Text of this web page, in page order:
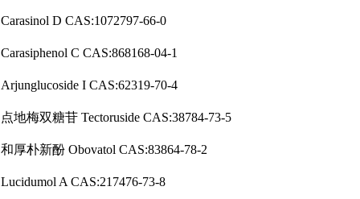
Carasinol D CAS:1072797-66-0
Carasiphenol C CAS:868168-04-1
Arjunglucoside I CAS:62319-70-4
点地梅双糖苷 Tectoruside CAS:38784-73-5
和厚朴新酚 Obovatol CAS:83864-78-2
Lucidumol A CAS:217476-73-8